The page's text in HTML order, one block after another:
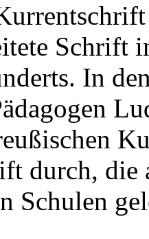
Schrift
In
durch, die
Schulen